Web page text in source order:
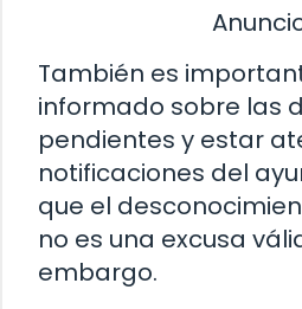
También es
informado sobre las
pendientes y estar
notificaciones del
que el
no es una excusa
embargo.